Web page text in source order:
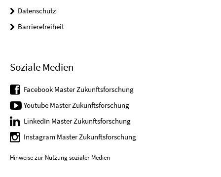
Datenschutz
Barrierefreiheit
Soziale Medien
Facebook Master Zukunftsforschung
Youtube Master Zukunftsforschung
LinkedIn Master Zukunftsforschung
Instagram Master Zukunftsforschung
Hinweise zur Nutzung sozialer Medien